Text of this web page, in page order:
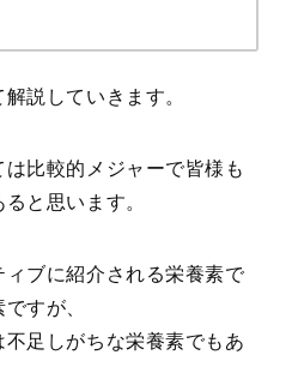
説していきます。
比較的メジャーで皆様も
と思います。
ブに紹介される栄養素で
すが、
足しがちな栄養素でもあ